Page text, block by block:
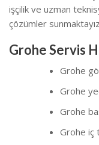
işçilik ve uzman
çözümler
Grohe Servis
Grohe
Grohe
Grohe
Grohe iç